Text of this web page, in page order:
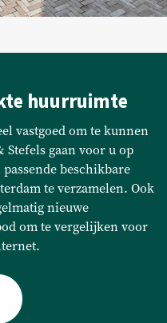
huurruimte
vastgoed om te kunnen
Stefels gaan voor u op
beschikbare
te verzamelen. Ook
nieuwe
om te vergelijken voor